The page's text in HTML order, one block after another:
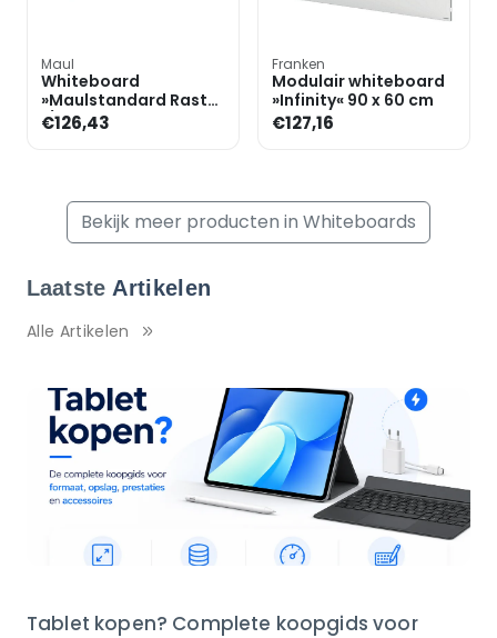
Maul
Whiteboard
»Maulstandard Raster
1/1 cm 6465084«
kunststof gecoat , 90
€126,43
Franken
Modulair whiteboard
»Infinity« 90 x 60 cm
€127,16
Bekijk meer producten in Whiteboards
Laatste Artikelen
Alle Artikelen
Tablet kopen? Complete koopgids voor